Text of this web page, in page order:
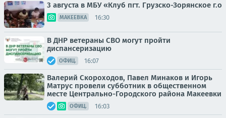
3 августа в МБУ «Клуб пгт. Грузско-Зорянское г.о
МАКЕЕВКА 16:30
В ДНР ветераны СВО могут пройти
диспансеризацию
ОФИЦ. 16:07
Валерий Скороходов, Павел Минаков и Игорь
Матрус провели субботник в общественном
месте Центрально-Городского района Макеевки
ОФИЦ. 16:03